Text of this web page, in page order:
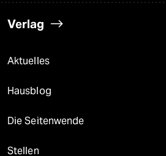
Verlag
Aktuelles
Hausblog
Die Seitenwende
Stellen